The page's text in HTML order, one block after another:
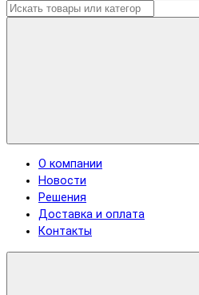
О компании
Новости
Решения
Доставка и оплата
Контакты